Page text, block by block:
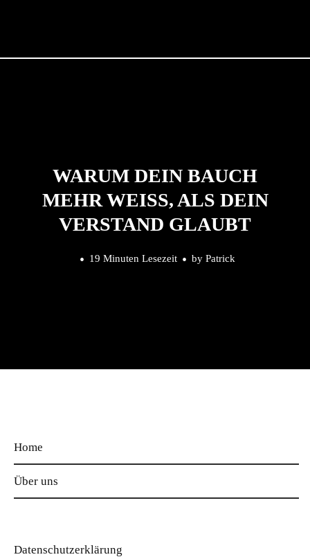
WARUM DEIN BAUCH
MEHR WEISS, ALS DEIN V
ERSTAND GLAUBT
19 Minuten Lesezeit by Patrick
Home
Über uns
Datenschutzerklärung